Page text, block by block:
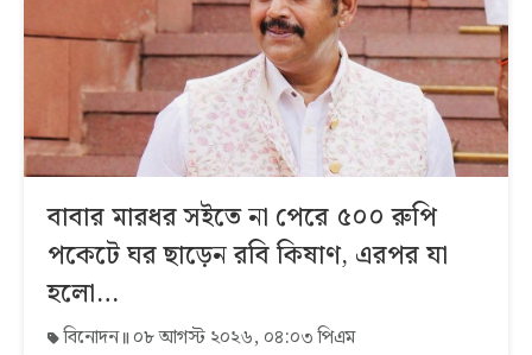
বাবার মারধর সইতে না পেরে ৫০০ রুপি
পকেটে ঘর ছাড়েন রবি কিষাণ, এরপর যা
হলো…
বিনোদন ০৮ আগস্ট ২০২৬, ০৪:০৩ পিএম